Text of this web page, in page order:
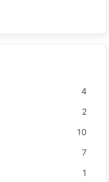
4
2
10
7
1